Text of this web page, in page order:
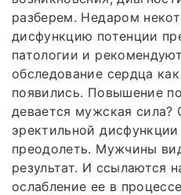
разберем. Недаром
дисфункцию потенции
патологии и
обследование сердца
появились. Повышение
девается мужская сила?
эректильной
преодолеть. Мужчины
результат. И ссылаются
ослабление ее в